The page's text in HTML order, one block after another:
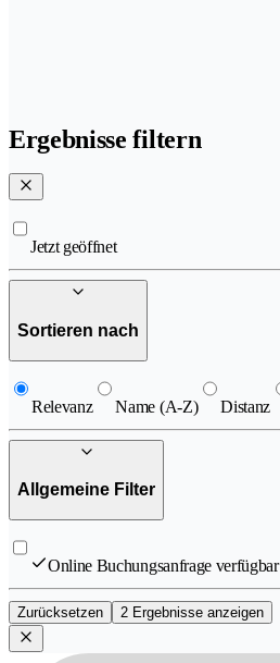
Ergebnisse filtern
Jetzt geöffnet
Sortieren nach
Relevanz Name (A-Z) Distanz
Allgemeine Filter
Online Buchungsanfrage verfügbar
Zurücksetzen 2 Ergebnisse anzeigen